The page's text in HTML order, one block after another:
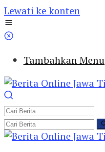
Lewati ke konten
Tambahkan Menu